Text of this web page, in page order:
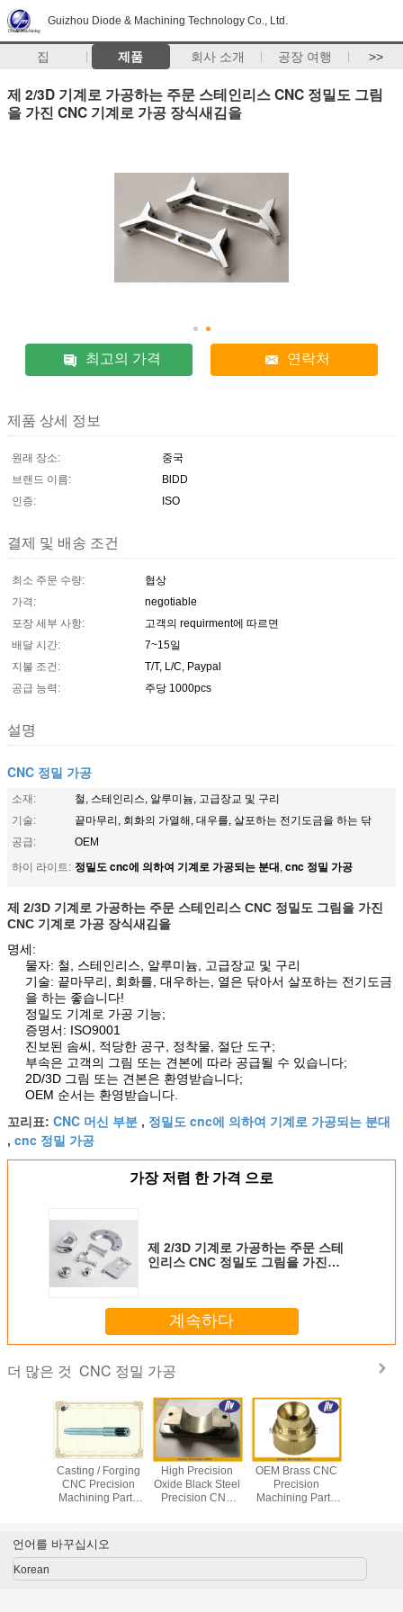
Guizhou Diode & Machining Technology Co., Ltd.
집 제품 회사 소개 공장 여행 >>
제 2/3D 기계로 가공하는 주문 스테인리스 CNC 정밀도 그림
을 가진 CNC 기계로 가공 장식새김을
최고의 가격 연락처
제품 상세 정보
원래 장소:
중국
브랜드 이름:
BlDD
인증:
ISO
결제 및 배송 조건
최소 주문 수량:
협상
가격:
negotiable
포장 세부 사항:
고객의 requirment에 따르면
배달 시간:
7~15일
지불 조건:
T/T, L/C, Paypal
공급 능력:
주당 1000pcs
설명
CNC 정밀 가공
소재:
철, 스테인리스, 알루미늄, 고급장교 및 구리
기술:
끝마무리, 회화의 가열해, 대우를, 살포하는 전기도금을 하는 닦
공급:
OEM
하이 라이트: 정밀도 cnc에 의하여 기계로 가공되는 분대, cnc 정밀 가공
제 2/3D 기계로 가공하는 주문 스테인리스 CNC 정밀도 그림을 가진
CNC 기계로 가공 장식새김을
명세:
물자: 철, 스테인리스, 알루미늄, 고급장교 및 구리
기술: 끝마무리, 회화를, 대우하는, 열은 닦아서 살포하는 전기도금
을 하는 좋습니다!
정밀도 기계로 가공 기능;
증명서: ISO9001
진보된 솜씨, 적당한 공구, 정착물, 절단 도구;
부속은 고객의 그림 또는 견본에 따라 공급될 수 있습니다;
2D/3D 그림 또는 견본은 환영받습니다;
OEM 순서는 환영받습니다.
꼬리표: CNC 머신 부분 , 정밀도 cnc에 의하여 기계로 가공되는 분대
, cnc 정밀 가공
가장 저렴 한 가격 으로
제 2/3D 기계로 가공하는 주문 스테
인리스 CNC 정밀도 그림을 가진
계속하다
더 많은 것 CNC 정밀 가공
Casting / Forging
CNC Precision
Machining Parts
Bolt
High Precision
Oxide Black Steel
Precision CNC
OEM Brass CNC
Precision
Machining Parts
언어를 바꾸십시오
Korean